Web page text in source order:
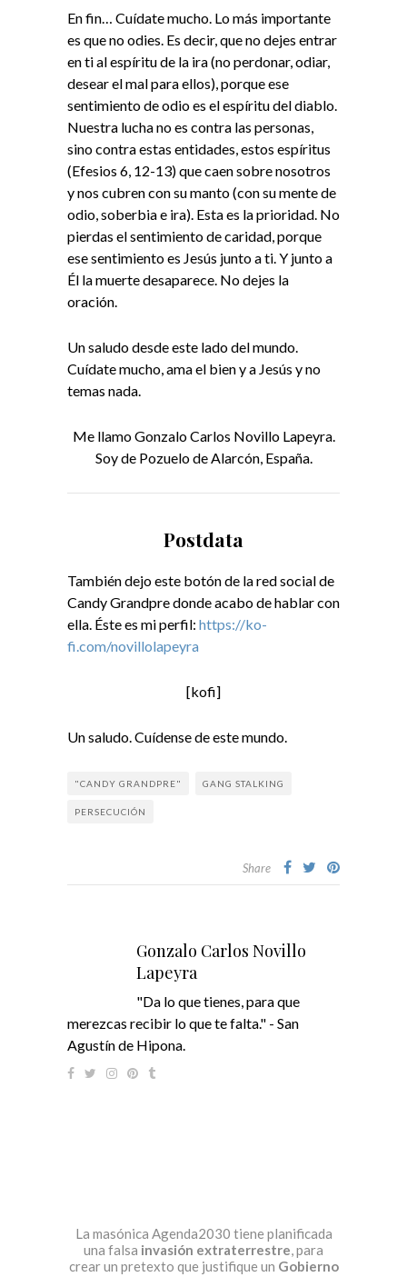
En fin… Cuídate mucho. Lo más importante
es que no odies. Es decir, que no dejes entrar
en ti al espíritu de la ira (no perdonar, odiar,
desear el mal para ellos), porque ese
sentimiento de odio es el espíritu del diablo.
Nuestra lucha no es contra las personas,
sino contra estas entidades, estos espíritus
(Efesios 6, 12-13) que caen sobre nosotros
y nos cubren con su manto (con su mente de
odio, soberbia e ira). Esta es la prioridad. No
pierdas el sentimiento de caridad, porque
ese sentimiento es Jesús junto a ti. Y junto a
Él la muerte desaparece. No dejes la
oración.
Un saludo desde este lado del mundo.
Cuídate mucho, ama el bien y a Jesús y no
temas nada.
Me llamo Gonzalo Carlos Novillo Lapeyra.
Soy de Pozuelo de Alarcón, España.
Postdata
También dejo este botón de la red social de
Candy Grandpre donde acabo de hablar con
ella. Éste es mi perfil: https://ko-
fi.com/novillolapeyra
[kofi]
Un saludo. Cuídense de este mundo.
"CANDY GRANDPRE" GANG STALKING
PERSECUCIÓN
Share
Gonzalo Carlos Novillo
Lapeyra
"Da lo que tienes, para que
merezcas recibir lo que te falta." - San
Agustín de Hipona.
La masónica Agenda2030 tiene planificada
una falsa invasión extraterrestre, para
crear un pretexto que justifique un Gobierno